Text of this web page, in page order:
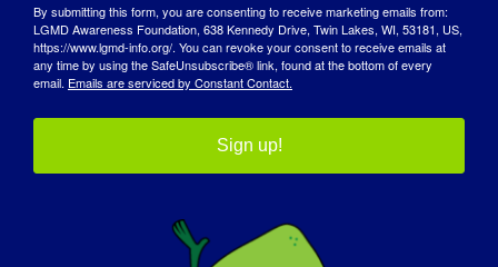
passar por situações semelhantes.
WO QUE É QUE QUER QUE O MUNDO
SAIBA SOBRE A LGMD:
Gostaria que o mundo inteiro soubesse da
existência da LGMD, dos seus possíveis
deteção precoce para melhorar a nossa
qualidade de vida. Apoiar o diagnóstico e a
By submitting this form, you are consenting to receive marketing emails from:
LGMD Awareness Foundation, 638 Kennedy Drive, Twin Lakes, WI, 53181, US,
https://www.lgmd-info.org/. You can revoke your consent to receive emails at
any time by using the SafeUnsubscribe® link, found at the bottom of every
email. Emails are serviced by Constant Contact.
Sign up!